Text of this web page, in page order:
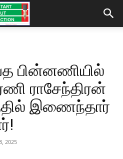
பின்னணியில்
ராசேந்திரன்
இணைந்தார்
2025